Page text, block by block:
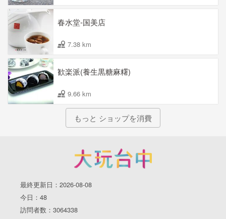
春水堂-国美店
7.38 km
歓楽派(養生黒糖麻糬)
9.66 km
もっと ショップを消費
最終更新日：2026-08-08
今日：48
訪問者数：3064338